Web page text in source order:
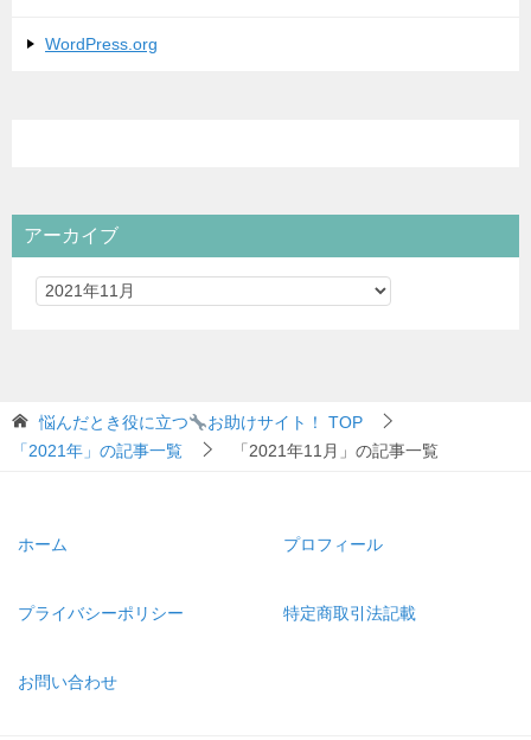
WordPress.org
アーカイブ
悩んだとき役に立つ お助けサイト！
TOP
「2021年」の記事一覧
「2021年11月」の記事一覧
ホーム プロフィール
プライバシーポリシー 特定商取引法記載
お問い合わせ